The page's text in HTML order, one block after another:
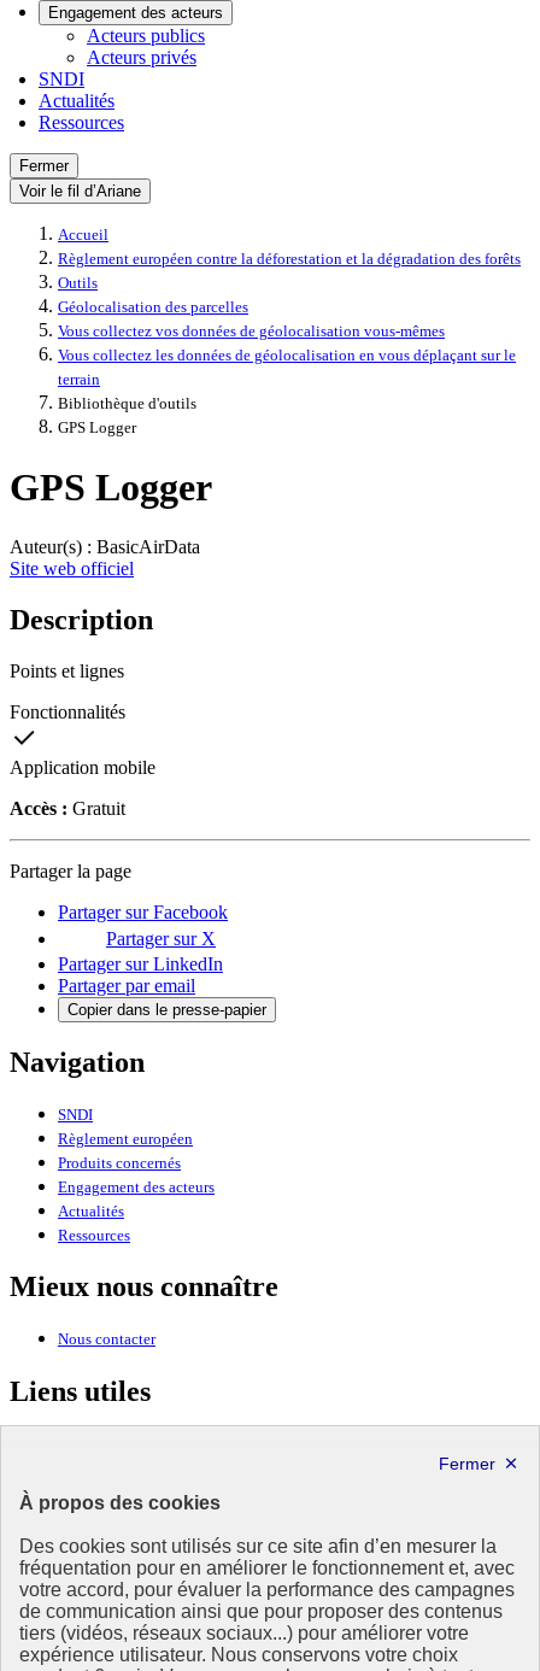
Engagement des acteurs
Acteurs publics
Acteurs privés
SNDI
Actualités
Ressources
Fermer
Voir le fil d’Ariane
Accueil
Règlement européen contre la déforestation et la dégradation des forêts
Outils
Géolocalisation des parcelles
Vous collectez vos données de géolocalisation vous-mêmes
Vous collectez les données de géolocalisation en vous déplaçant sur le
terrain
Bibliothèque d'outils
GPS Logger
GPS Logger
Auteur(s) : BasicAirData
Site web officiel
Description
Points et lignes
Fonctionnalités
Application mobile
Accès : Gratuit
Partager la page
Partager sur Facebook
Partager sur X
Partager sur LinkedIn
Partager par email
Copier dans le presse-papier
Navigation
SNDI
Règlement européen
Produits concernés
Engagement des acteurs
Actualités
Ressources
Mieux nous connaître
Nous contacter
Liens utiles
Négociations internationales sur le climat et la nature
MINISTÈRE
ÉCOLOGIQUE,
DE L'ÉNERGIE, DU CLIMAT
ET DE LA PRÉVENTION
DES RISQUES
Ce site est administré par le Commissariat général au développement
À propos des cookies
Des cookies sont utilisés sur ce site afin d’en mesurer la
fréquentation pour en améliorer le fonctionnement et, avec
votre accord, pour évaluer la performance des campagnes
de communication ainsi que pour proposer des contenus
tiers (vidéos, réseaux sociaux...) pour améliorer votre
expérience utilisateur. Nous conservons votre choix